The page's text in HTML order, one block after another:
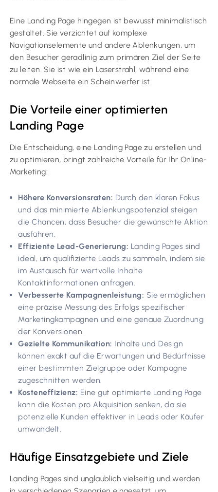
Eine Landing Page hingegen ist bewusst minimalistisch
gestaltet. Sie verzichtet auf komplexe
Navigationselemente und andere Ablenkungen, um
den Besucher geradlinig zum primären Ziel der Seite
zu leiten. Sie ist wie ein Laserstrahl, während eine
normale Webseite ein Scheinwerfer ist.
Die Vorteile einer optimierten
Landing Page
Die Entscheidung, eine Landing Page zu erstellen und
zu optimieren, bringt zahlreiche Vorteile für Ihr Online-
Marketing:
Höhere Konversionsraten: Durch den klaren Fokus
und das minimierte Ablenkungspotenzial steigen
die Chancen, dass Besucher die gewünschte Aktion
ausführen.
Effiziente Lead-Generierung: Landing Pages sind
ideal, um qualifizierte Leads zu sammeln, indem sie
im Austausch für wertvolle Inhalte
Kontaktinformationen anfragen.
Verbesserte Kampagnenleistung: Sie ermöglichen
eine präzise Messung des Erfolgs spezifischer
Marketingkampagnen und eine genaue Zuordnung
der Konversionen.
Gezielte Kommunikation: Inhalte und Design
können exakt auf die Erwartungen und Bedürfnisse
einer bestimmten Zielgruppe oder Kampagne
zugeschnitten werden.
Kosteneffizienz: Eine gut optimierte Landing Page
kann die Kosten pro Akquisition senken, da sie
potenzielle Kunden effektiver in Leads oder Käufer
umwandelt.
Häufige Einsatzgebiete und Ziele
Landing Pages sind unglaublich vielseitig und werden